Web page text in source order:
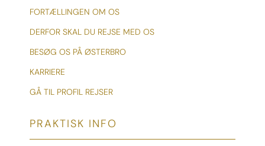
FORTÆLLINGEN OM OS
DERFOR SKAL DU REJSE MED OS
BESØG OS PÅ ØSTERBRO
KARRIERE
GÅ TIL PROFIL REJSER
PRAKTISK INFO